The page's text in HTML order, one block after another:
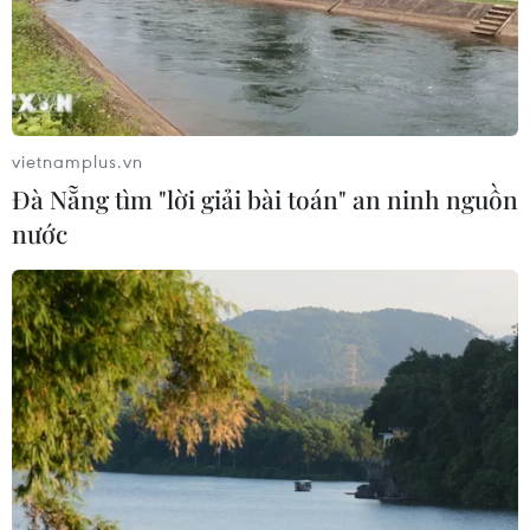
Nghê, 3 người mất tích
08/08/2026 06:02
Mở ra không gian phát triển mới
08/08/2026 05:39
Thanh Hóa: Tạo điều kiện để người ở
xa trung tâm tiếp cận hành chính
công
08/08/2026 05:38
Chuyển mạnh sang ngăn chặn,
phòng ngừa từ sớm, từ xa thông tin
vietnamplus.vn
Đà Nẵng tìm "lời giải bài toán" an ninh nguồn
nước